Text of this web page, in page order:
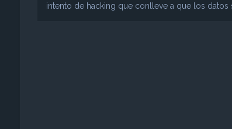
intento de hacking que conlleve a que los datos